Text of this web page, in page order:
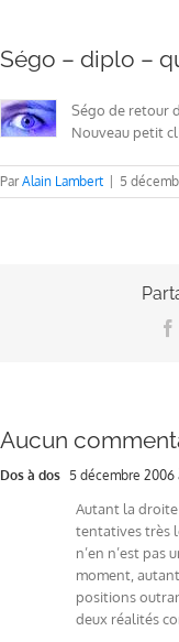
Ségo – diplo –
Ségo de retour
Nouveau petit
ParAlain Lambert 5
Aucun
Dos à dos 5 décembre 2006
Autant la droite
tentatives très
n’en n’est pas
moment,
positions
deux réalités